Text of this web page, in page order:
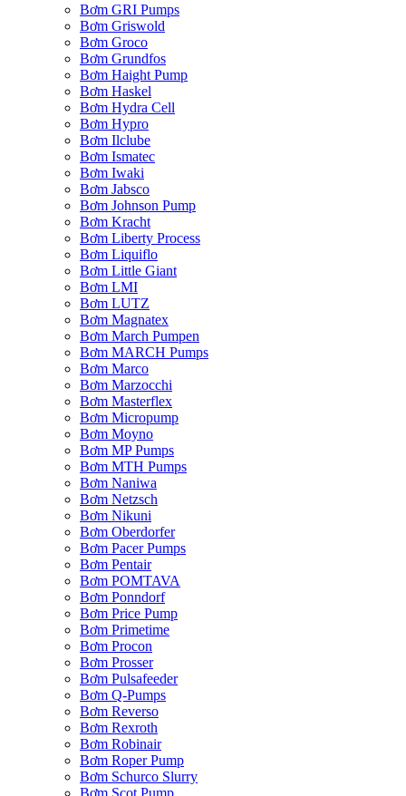
Bơm GRI Pumps
Bơm Griswold
Bơm Groco
Bơm Grundfos
Bơm Haight Pump
Bơm Haskel
Bơm Hydra Cell
Bơm Hypro
Bơm Ilclube
Bơm Ismatec
Bơm Iwaki
Bơm Jabsco
Bơm Johnson Pump
Bơm Kracht
Bơm Liberty Process
Bơm Liquiflo
Bơm Little Giant
Bơm LMI
Bơm LUTZ
Bơm Magnatex
Bơm March Pumpen
Bơm MARCH Pumps
Bơm Marco
Bơm Marzocchi
Bơm Masterflex
Bơm Micropump
Bơm Moyno
Bơm MP Pumps
Bơm MTH Pumps
Bơm Naniwa
Bơm Netzsch
Bơm Nikuni
Bơm Oberdorfer
Bơm Pacer Pumps
Bơm Pentair
Bơm POMTAVA
Bơm Ponndorf
Bơm Price Pump
Bơm Primetime
Bơm Procon
Bơm Prosser
Bơm Pulsafeeder
Bơm Q-Pumps
Bơm Reverso
Bơm Rexroth
Bơm Robinair
Bơm Roper Pump
Bơm Schurco Slurry
Bơm Scot Pump